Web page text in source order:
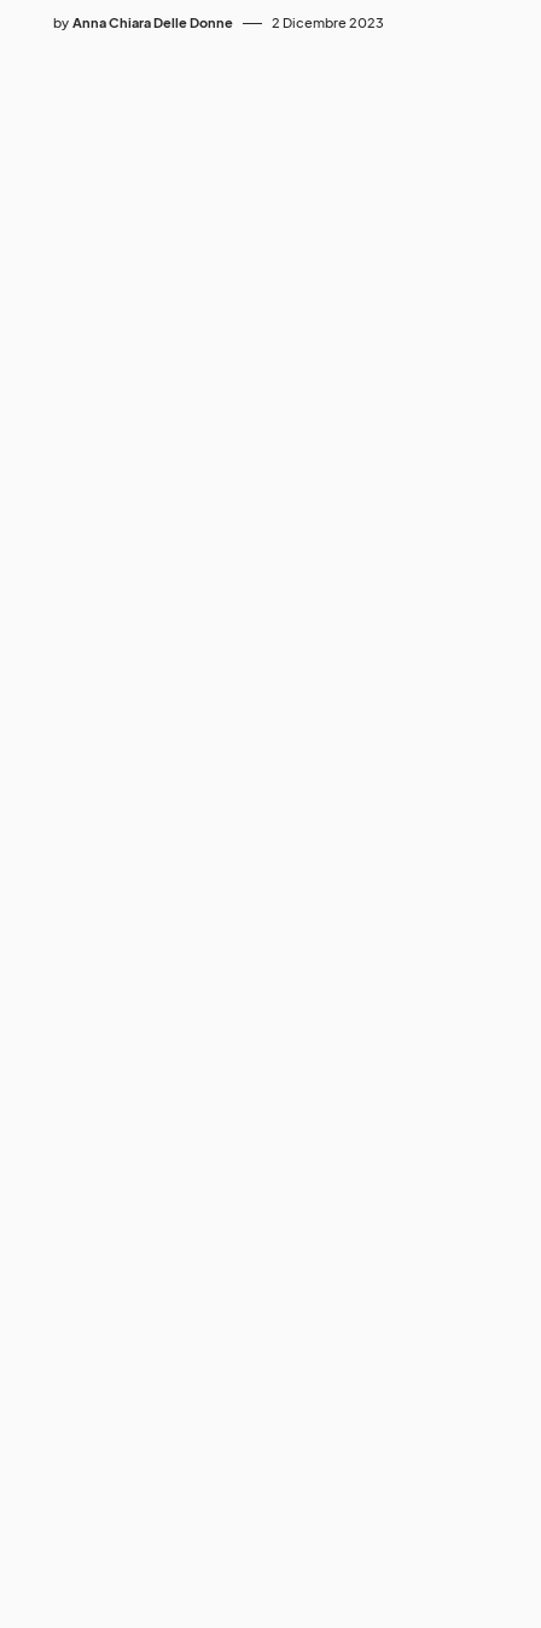
by Anna Chiara Delle Donne 2 Dicembre 2023